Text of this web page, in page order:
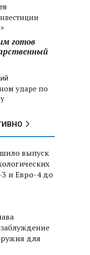
готов
ударе по
выпуск
3 и Евро-4 до
для